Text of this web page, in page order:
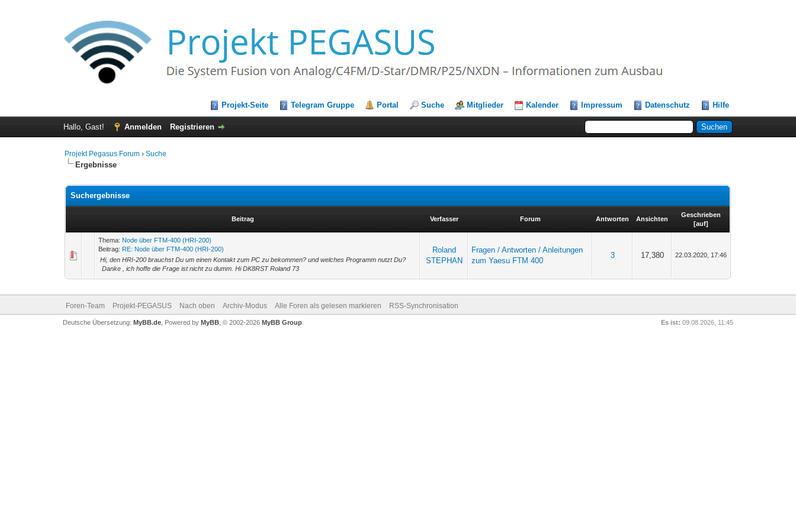
Projekt-Seite Telegram Gruppe Portal Suche Mitglieder Kalender Impressum Datenschutz Hilfe
Hallo, Gast! Anmelden Registrieren
Projekt Pegasus Forum ›Suche
Ergebnisse
Suchergebnisse
Beitrag Verfasser Forum Antworten Ansichten
Geschrieben
[auf]
Thema: Node über FTM-400 (HRI-200)
Beitrag: RE: Node über FTM-400 (HRI-200)
Hi, den HRI-200 brauchst Du um einen Kontakt zum PC zu bekommen? und welches Programm nutzt Du?
Danke , ich hoffe die Frage ist nicht zu dumm. Hi DK8RST Roland 73
Roland
STEPHAN
Fragen / Antworten / Anleitungen
zum Yaesu FTM 400
3 17,380 22.03.2020, 17:46
Foren-Team Projekt-PEGASUS Nach oben Archiv-Modus Alle Foren als gelesen markieren RSS-Synchronisation
Es ist: 09.08.2026, 11:45
Deutsche Übersetzung: MyBB.de, Powered by MyBB, © 2002-2026 MyBB Group.